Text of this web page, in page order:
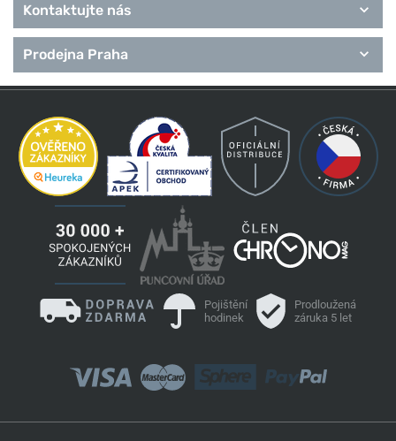
Kontaktujte nás
Prodejna Praha
Pojištění
hodinek
Prodloužená
záruka 5 let